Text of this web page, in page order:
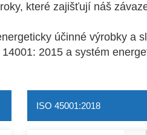
které zajišťují náš
účinné výrobky a
2015 a systém
ISO 45001:2018